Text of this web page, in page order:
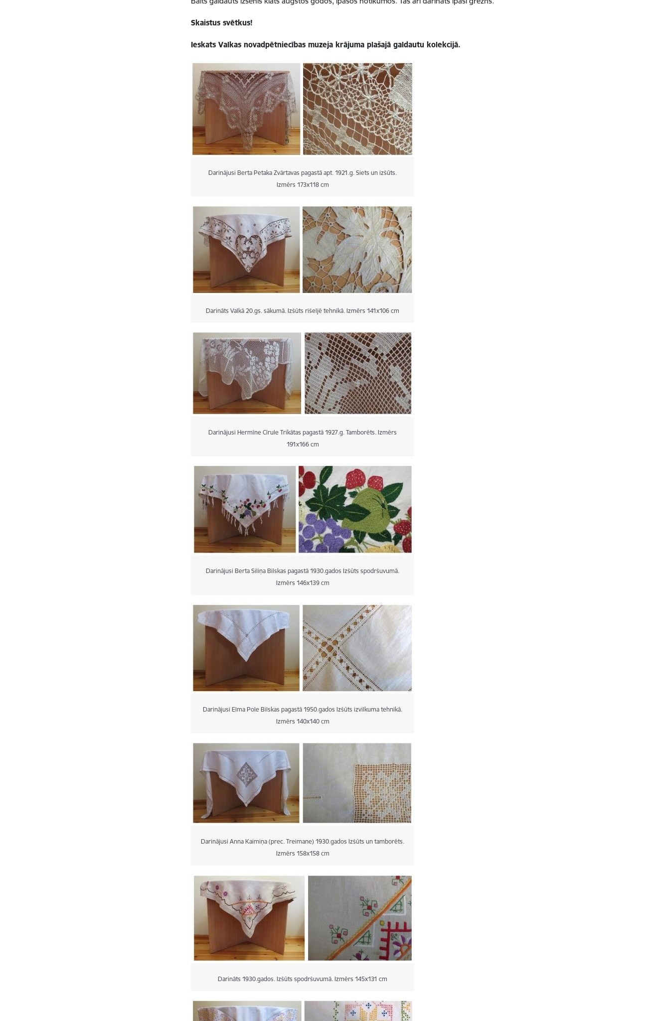
Skaistus svētkus!
Ieskats Valkas novadpētniecības muzeja krājuma plašajā galdautu kolekcijā.
Darinājusi Berta Petaka Zvārtavas pagastā apt. 1921.g. Siets un izšūts.
Izmērs 173x118 cm
Darināts Valkā 20.gs. sākumā. Izšūts rišeljē tehnikā. Izmērs 141x106 cm
Darinājusi Hermīne Cīrule Trikātas pagastā 1927.g. Tamborēts. Izmērs
191x166 cm
Darinājusi Berta Siliņa Bilskas pagastā 1930.gados Izšūts spodršuvumā.
Izmērs 146x139 cm
Darinājusi Elma Pole Bilskas pagastā 1950.gados Izšūts izvilkuma tehnikā.
Izmērs 140x140 cm
Darinājusi Anna Kaimiņa (prec. Treimane) 1930.gados Izšūts un tamborēts.
Izmērs 158x158 cm
Darināts 1930.gados. Izšūts spodršuvumā. Izmērs 145x131 cm